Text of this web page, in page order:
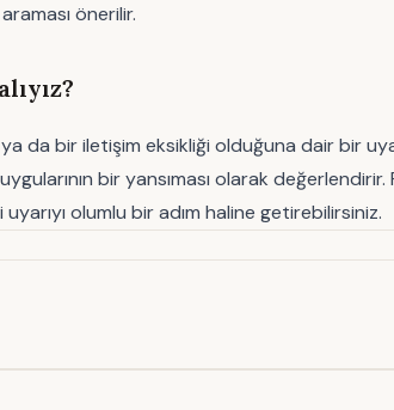
önerilir.
ya da bir iletişim eksikliği olduğuna dair bir
bir yansıması olarak
olumlu bir adım haline getirebilirsiniz.